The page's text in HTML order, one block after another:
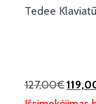
Tedee
127,00€